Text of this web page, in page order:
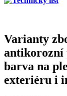
Varianty
antikorozní
barva na
exteriéru i